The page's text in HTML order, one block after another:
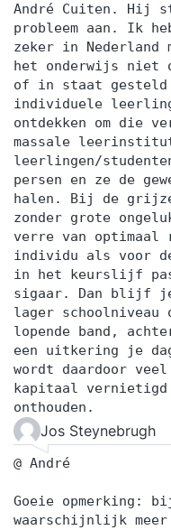
André Cuiten. Hij
probleem aan. Ik
zeker in Nederland
het onderwijs
of in staat gesteld
individuele
ontdekken om die
massale
leerlingen/
persen en ze de
halen. Bij de grijze
zonder grote
verre van optimaal
individu als voor
in het keurslijf
sigaar. Dan blijf
lager schoolniveau
lopende band,
een uitkering je
wordt daardoor
kapitaal vernietigd
onthouden.
Jos Steynebrugh
@ André
Goeie opmerking:
waarschijnlijk meer